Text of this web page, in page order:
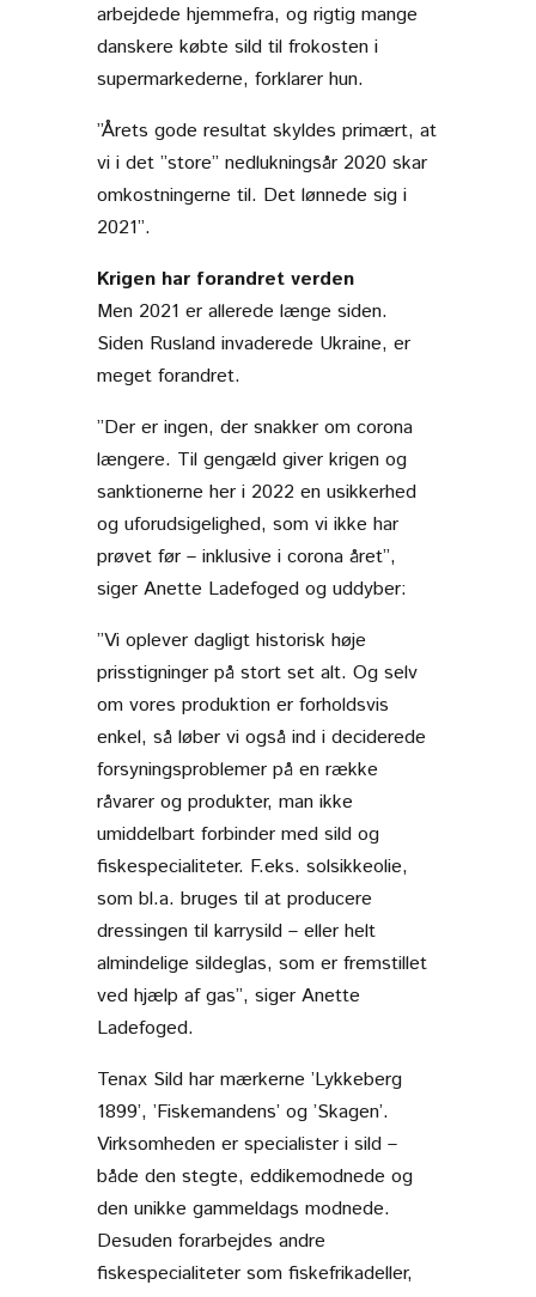
arbejdede hjemmefra, og rigtig mange
danskere købte sild til frokosten i
supermarkederne, forklarer hun.
”Årets gode resultat skyldes primært, at
vi i det ”store” nedlukningsår 2020 skar
omkostningerne til. Det lønnede sig i
2021”.
Krigen har forandret verden
Men 2021 er allerede længe siden.
Siden Rusland invaderede Ukraine, er
meget forandret.
”Der er ingen, der snakker om corona
længere. Til gengæld giver krigen og
sanktionerne her i 2022 en usikkerhed
og uforudsigelighed, som vi ikke har
prøvet før – inklusive i corona året”,
siger Anette Ladefoged og uddyber:
”Vi oplever dagligt historisk høje
prisstigninger på stort set alt. Og selv
om vores produktion er forholdsvis
enkel, så løber vi også ind i deciderede
forsyningsproblemer på en række
råvarer og produkter, man ikke
umiddelbart forbinder med sild og
fiskespecialiteter. F.eks. solsikkeolie,
som bl.a. bruges til at producere
dressingen til karrysild – eller helt
almindelige sildeglas, som er fremstillet
ved hjælp af gas”, siger Anette
Ladefoged.
Tenax Sild har mærkerne ’Lykkeberg
1899’, ’Fiskemandens’ og ’Skagen’.
Virksomheden er specialister i sild –
både den stegte, eddikemodnede og
den unikke gammeldags modnede.
Desuden forarbejdes andre
fiskespecialiteter som fiskefrikadeller,